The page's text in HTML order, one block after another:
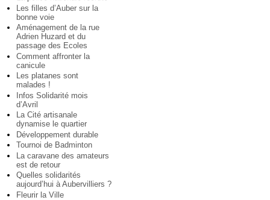
Les filles d’Auber sur la
bonne voie
Aménagement de la rue
Adrien Huzard et du
passage des Ecoles
Comment affronter la
canicule
Les platanes sont
malades !
Infos Solidarité mois
d’Avril
La Cité artisanale
dynamise le quartier
Développement durable
Tournoi de Badminton
La caravane des amateurs
est de retour
Quelles solidarités
aujourd’hui à Aubervilliers ?
Fleurir la Ville